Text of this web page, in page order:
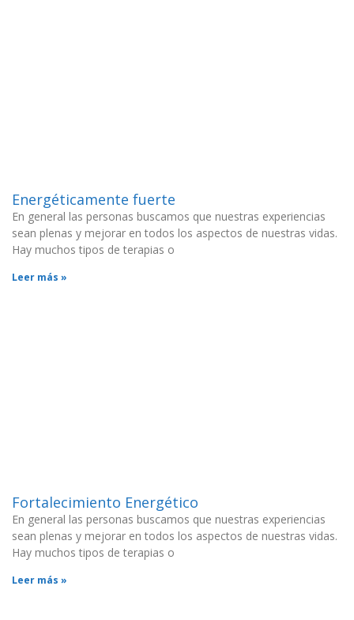
Energéticamente fuerte
En general las personas buscamos que nuestras experiencias
sean plenas y mejorar en todos los aspectos de nuestras vidas.
Hay muchos tipos de terapias o
Leer más »
Fortalecimiento Energético
En general las personas buscamos que nuestras experiencias
sean plenas y mejorar en todos los aspectos de nuestras vidas.
Hay muchos tipos de terapias o
Leer más »